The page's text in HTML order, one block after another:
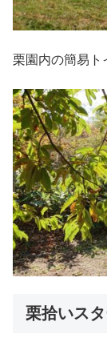
栗園内の簡易ト
栗拾いスタ